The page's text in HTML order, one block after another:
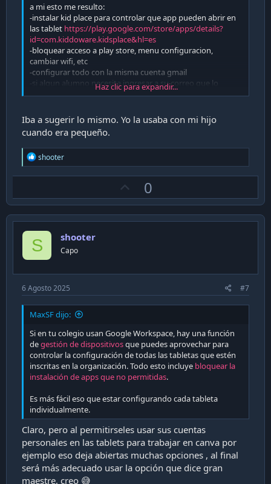
a mi esto me resulto:
-instalar kid place para controlar que app pueden abrir en
las tablet https://play.google.com/store/apps/details?
id=com.kiddoware.kidsplace&hl=es
-bloquear acceso a play store, menu configuracion,
cambiar wifi, etc
-configurar todo con la misma cuenta gmail
-si algun alumno necesita ingresar a su correo que lo
hagan via web, no ingresando la cuenta a android, igual se
-configurar una contraseña de bloqueo de kidplace para
que no se pueda cerrar ni reiniciar
con eso tuve 45 tablet funcionando, eso si que hay que
configurarla 1 a 1 con todos los programas que
necesitaran, aplicar la configuracion de kidplace y la
Haz clic para expandir...
Iba a sugerir lo mismo. Yo la usaba con mi hijo
cuando era pequeño.
R
e
a
i
o
n
s
:
shooter
p
v
0
S shooter
Capo
6 Agosto 2025 #7
MaxSF dijo:
Si en tu colegio usan Google Workspace, hay una función
degestión de dispositivosque puedes aprovechar para
controlar la configuración de todas las tabletas que estén
inscritas en la organización. Todo esto incluye bloquear la
instalación de apps que no permitidas.
Es más fácil eso que estar configurando cada tableta
individualmente.
Claro, pero al permitirseles usar sus cuentas
personales en las tablets para trabajar en canva por
ejemplo eso deja abiertas muchas opciones , al final
será más adecuado usar la opción que dice gran
maestre, creo 😅